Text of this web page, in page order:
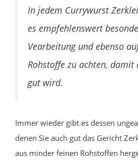
In jedem Currywurst
es empfehlenswert
Vearbeitung und ebenso
Rohstoffe zu achten, damit
gut wird.
Immer wieder gibt es dessen
denen Sie auch gut das Gericht
aus minder feinen Rohstoffen